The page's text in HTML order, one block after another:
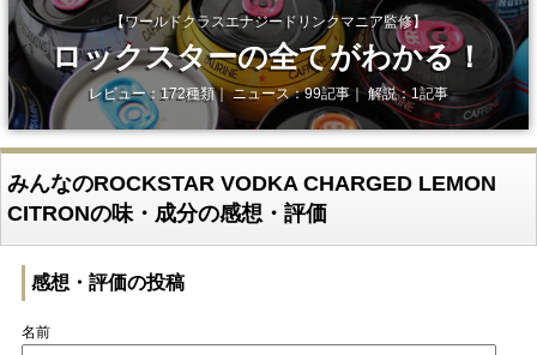
【ワールドクラスエナジードリンクマニア監修】
ロックスターの全てがわかる！
レビュー：172種類｜ ニュース：99記事｜ 解説：1記事
みんなのROCKSTAR VODKA CHARGED LEMON
CITRONの味・成分の感想・評価
感想・評価の投稿
名前